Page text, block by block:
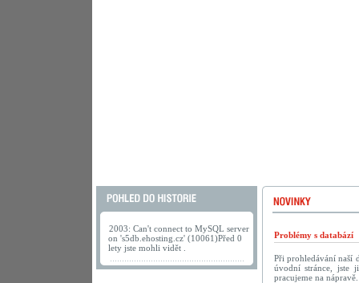
2003: Can't connect to MySQL server
on 's5db.ehosting.cz' (10061)Před 0
lety jste mohli vidět .
Problémy s databází
Při prohledávání naší
úvodní stránce, jste
pracujeme na